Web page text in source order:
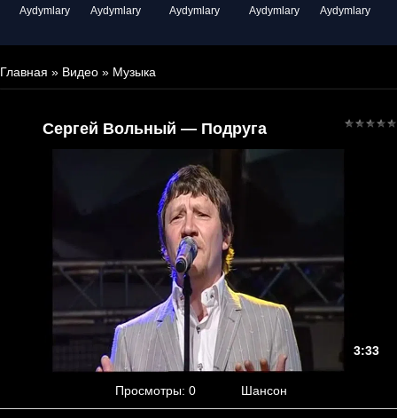
Aydymlary Aydymlary Aydymlary Aydymlary Aydymlary
Главная » Видео » Музыка
Сергей Вольный — Подруга
3:33
Просмотры: 0 Шансон